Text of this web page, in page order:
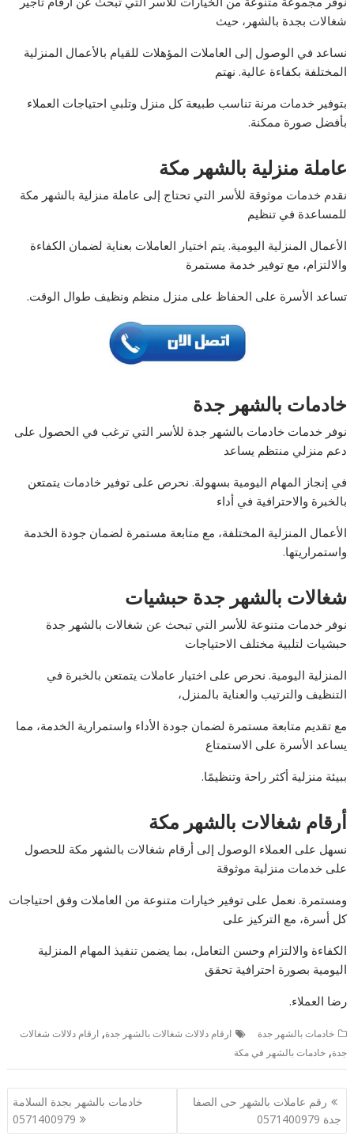
شغالات بجدة بالشهر، حيث
نساعد في الوصول إلى العاملات المؤهلات للقيام بالأعمال المنزلية
المختلفة بكفاءة عالية. نهتم
بتوفير خدمات مرنة تناسب طبيعة كل منزل وتلبي احتياجات العملاء
بأفضل صورة ممكنة.
عاملة منزلية بالشهر مكة
نقدم خدمات موثوقة للأسر التي تحتاج إلى عاملة منزلية بالشهر مكة
للمساعدة في تنظيم
الأعمال المنزلية اليومية. يتم اختيار العاملات بعناية لضمان الكفاءة
والالتزام، مع توفير خدمة مستمرة
تساعد الأسرة على الحفاظ على منزل منظم ونظيف طوال الوقت.
خادمات بالشهر جدة
نوفر خدمات خادمات بالشهر جدة للأسر التي ترغب في الحصول على
دعم منزلي منتظم يساعد
في إنجاز المهام اليومية بسهولة. نحرص على توفير خادمات يتمتعن
بالخبرة والاحترافية في أداء
الأعمال المنزلية المختلفة، مع متابعة مستمرة لضمان جودة الخدمة
واستمراريتها.
شغالات بالشهر جدة حبشيات
نوفر خدمات متنوعة للأسر التي تبحث عن شغالات بالشهر جدة
حبشيات لتلبية مختلف الاحتياجات
المنزلية اليومية. نحرص على اختيار عاملات يتمتعن بالخبرة في
التنظيف والترتيب والعناية بالمنزل،
مع تقديم متابعة مستمرة لضمان جودة الأداء واستمرارية الخدمة، مما
يساعد الأسرة على الاستمتاع
ببيئة منزلية أكثر راحة وتنظيمًا.
أرقام شغالات بالشهر مكة
نسهل على العملاء الوصول إلى أرقام شغالات بالشهر مكة للحصول
على خدمات منزلية موثوقة
ومستمرة. نعمل على توفير خيارات متنوعة من العاملات وفق احتياجات
كل أسرة، مع التركيز على
الكفاءة والالتزام وحسن التعامل، بما يضمن تنفيذ المهام المنزلية
اليومية بصورة احترافية تحقق
رضا العملاء.
خادمات بالشهر جدة ارقام دلالات شغالات بالشهر جدة,ارقام دلالات شغالات
جدة,خادمات بالشهر في مكة
تصفّح
المقالات
رقم عاملات بالشهر حى الصفا
جدة 0571400979
خادمات بالشهر بجدة السلامة
0571400979